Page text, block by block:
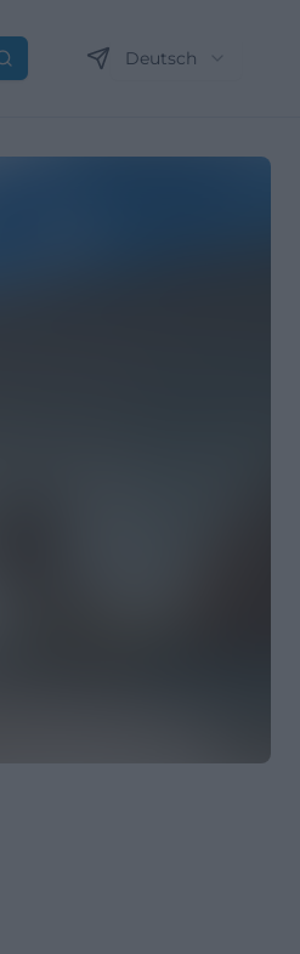
Suchen Deutsch